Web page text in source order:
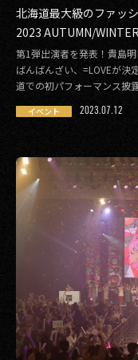
北海道最大級のファッ
2023 AUTUMN/
マに、未来へ紡ぐカル
第1弾出演者を発表！貴島
ばんばんざい、=LOVEが決
道での初パフォーマンス披
イベント 2023.07.12